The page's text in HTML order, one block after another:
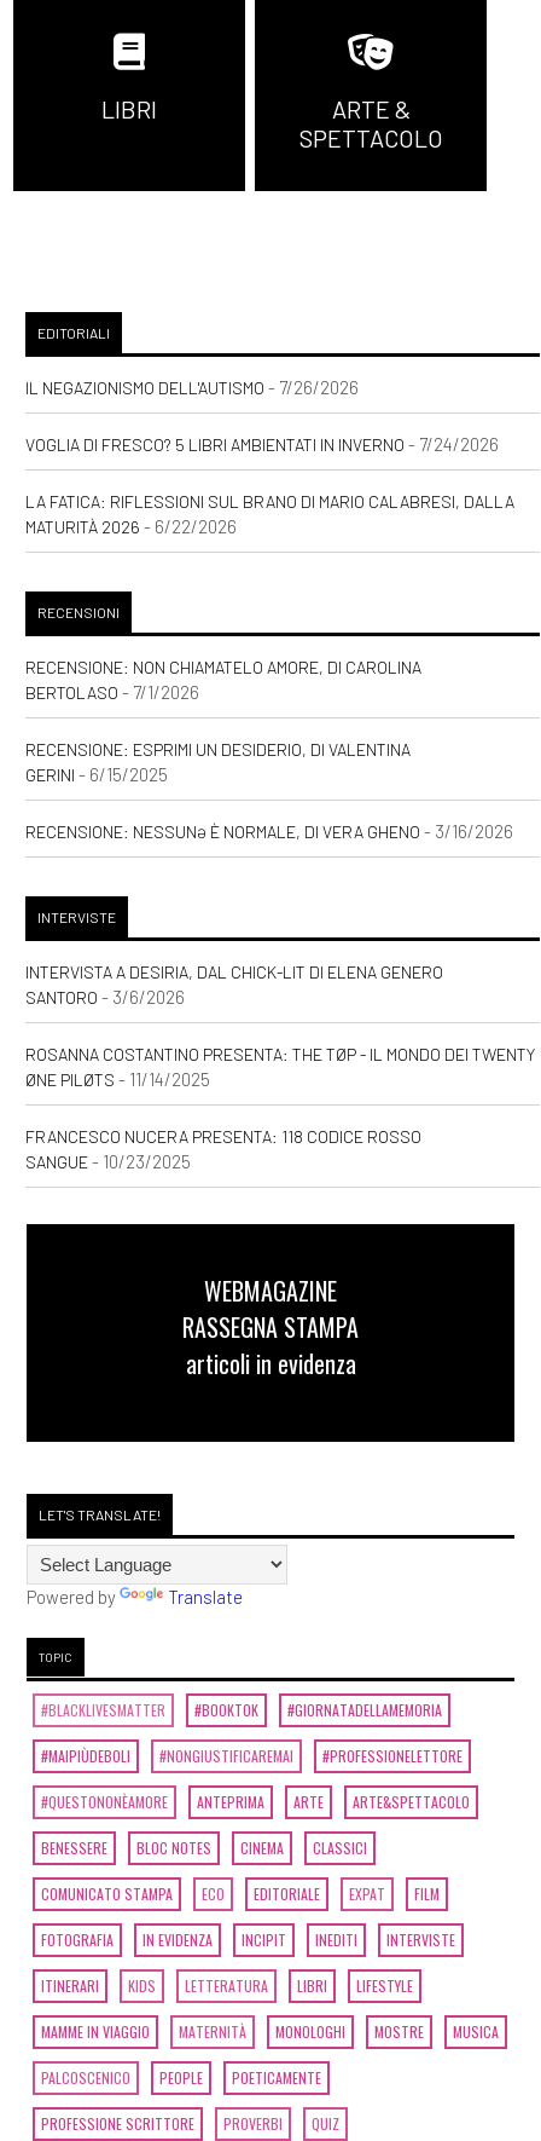
LIBRI
ARTE &
SPETTACOLO
EDITORIALI
IL NEGAZIONISMO DELL'AUTISMO - 7/26/2026
VOGLIA DI FRESCO? 5 LIBRI AMBIENTATI IN INVERNO - 7/24/2026
LA FATICA: RIFLESSIONI SUL BRANO DI MARIO CALABRESI, DALLA
MATURITÀ 2026 - 6/22/2026
RECENSIONI
RECENSIONE: NON CHIAMATELO AMORE, DI CAROLINA
BERTOLASO - 7/1/2026
RECENSIONE: ESPRIMI UN DESIDERIO, DI VALENTINA
GERINI - 6/15/2025
RECENSIONE: NESSUNƏ È NORMALE, DI VERA GHENO - 3/16/2026
INTERVISTE
INTERVISTA A DESIRIA, DAL CHICK-LIT DI ELENA GENERO
SANTORO - 3/6/2026
ROSANNA COSTANTINO PRESENTA: THE TØP - IL MONDO DEI TWENTY
ØNE PILØTS - 11/14/2025
FRANCESCO NUCERA PRESENTA: 118 CODICE ROSSO
SANGUE- 10/23/2025
WEBMAGAZINE
RASSEGNA STAMPA
articoli in evidenza
LET'S TRANSLATE!
Powered by Translate
TOPIC
#BLACKLIVESMATTER #BOOKTOK #GIORNATADELLAMEMORIA
#MAIPIÙDEBOLI #NONGIUSTIFICAREMAI #PROFESSIONELETTORE
#QUESTONONÈAMORE ANTEPRIMA ARTE ARTE&SPETTACOLO
BENESSERE BLOC NOTES CINEMA CLASSICI
COMUNICATO STAMPA ECO EDITORIALE EXPAT FILM
FOTOGRAFIA IN EVIDENZA INCIPIT INEDITI INTERVISTE
ITINERARI KIDS LETTERATURA LIBRI LIFESTYLE
MAMME IN VIAGGIO MATERNITÀ MONOLOGHI MOSTRE MUSICA
PALCOSCENICO PEOPLE POETICAMENTE
PROFESSIONE SCRITTORE PROVERBI QUIZ